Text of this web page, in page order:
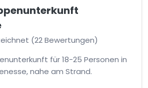
(22 Bewertungen)
für 18-25 Personen in
nahe am Strand.